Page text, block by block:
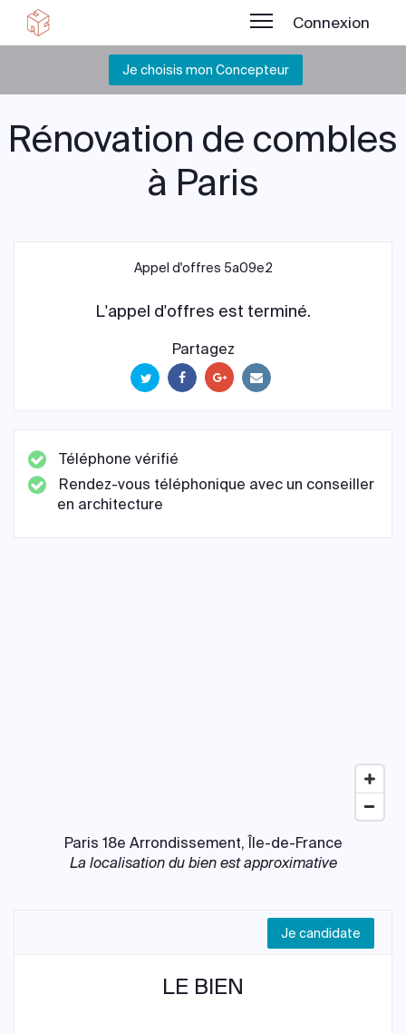
Connexion
Je choisis mon Concepteur
Rénovation de combles
à Paris
Appel d'offres 5a09e2
L'appel d'offres est terminé.
Partagez
Téléphone vérifié
Rendez-vous téléphonique avec un conseiller
en architecture
Paris 18e Arrondissement, Île-de-France
La localisation du bien est approximative
Je candidate
LE BIEN